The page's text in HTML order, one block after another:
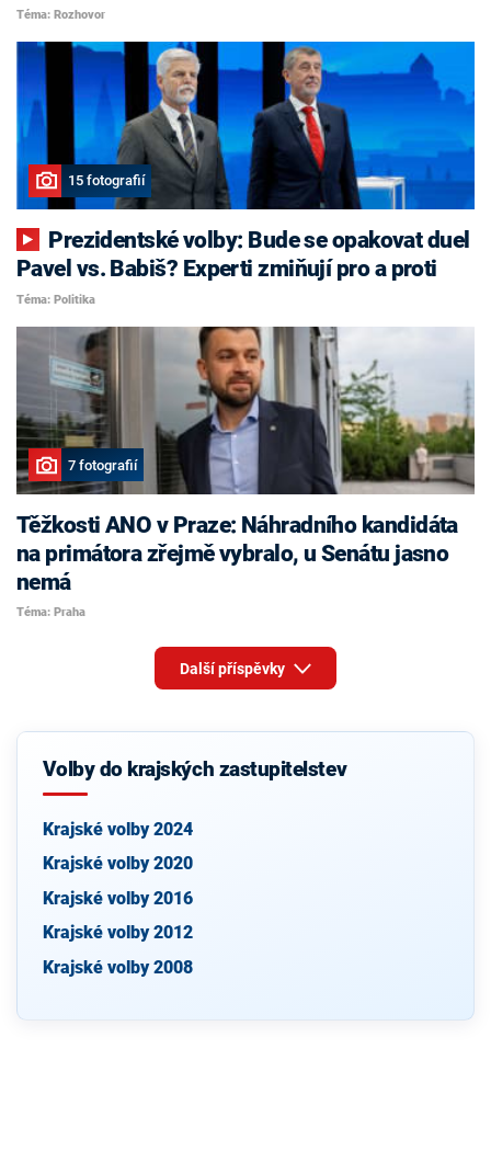
Téma: Rozhovor
15 fotografií
Pavel vs. Babiš? Experti zmiňují pro a proti
Téma: Politika
7 fotografií
Těžkosti ANO v Praze: Náhradního kandidáta
na primátora zřejmě vybralo, u Senátu jasno
nemá
Téma: Praha
Další příspěvky
Volby do krajských zastupitelstev
Krajské volby 2024
Krajské volby 2020
Krajské volby 2016
Krajské volby 2012
Krajské volby 2008